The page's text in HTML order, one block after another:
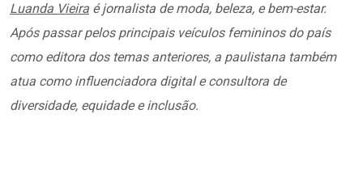
Luanda Vieira é jornalista de moda, beleza, e bem-estar.
Após passar pelos principais veículos femininos do país
como editora dos temas anteriores, a paulistana também
atua como influenciadora digital e consultora de
diversidade, equidade e inclusão.